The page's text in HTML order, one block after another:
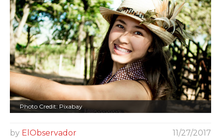
Photo Credit: Pixabay
by ElObservador 11/27/2017